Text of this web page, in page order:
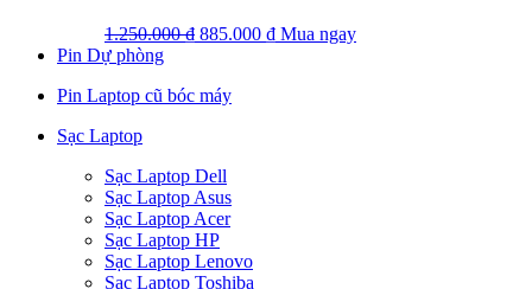
1.250.000₫ Giá
1.250.000 ₫.
885.000 ₫Giá
Mua ngay
Pin Dự phòng
Pin Laptop cũ bóc máy
Sạc Laptop
Sạc Laptop Dell
Sạc Laptop Asus
Sạc Laptop Acer
Sạc Laptop HP
Sạc Laptop Lenovo
Sạc Laptop Toshiba